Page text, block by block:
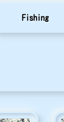
Fishing